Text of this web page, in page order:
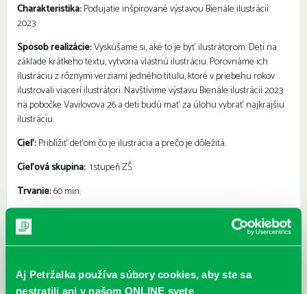
Aj Petržalka používa súbory cookies, aby ste sa
nestratili ani v našom ONLINE svete
Charakteristika:Podujatie inšpirované výstavou Bienále ilustrácií
2023.
Spôsob realizácie:Vyskúšame si, aké to je byť ilustrátorom. Deti na
základe krátkeho textu, vytvoria vlastnú ilustráciu. Porovnáme ich
ilustráciu z rôznymi verziami jedného titulu, ktoré v priebehu rokov
ilustrovali viacerí ilustrátori. Navštívime výstavu Bienále ilustrácií 2023
na pobočke Vavilovova 26 a deti budú mať za úlohu vybrať najkrajšiu
ilustráciu.
Cieľ:Priblížiť deťom čo je ilustrácia a prečo je dôležitá.
Cieľová skupina: 1.stupeň ZŠ
Trvanie:60 min.
Najbližšie podujatia
Čítame ušami. Audioknihy v
DNES